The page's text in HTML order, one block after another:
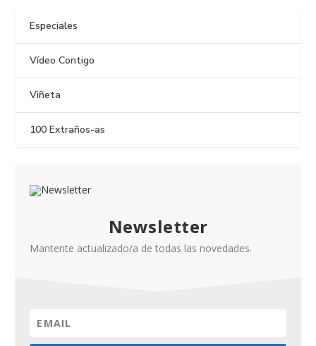
Especiales
Vídeo Contigo
Viñeta
100 Extraños-as
Newsletter
Mantente actualizado/a de todas las novedades.